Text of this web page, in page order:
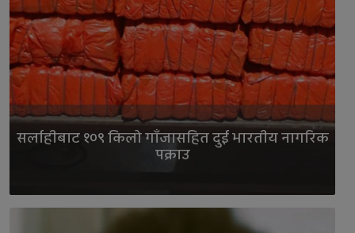
सर्लाहीबाट १०९ किलो गाँजासहित दुई भारतीय नागरिक
पक्राउ